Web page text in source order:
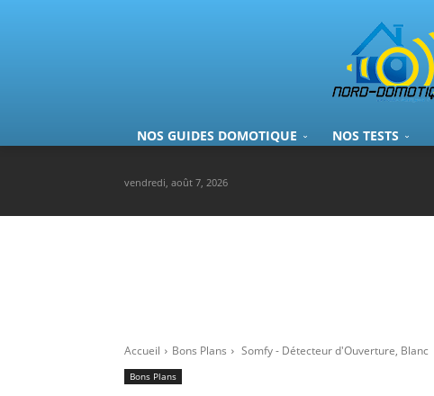
NOS GUIDES DOMOTIQUE NOS TESTS
vendredi, août 7, 2026
Accueil Bons Plans Somfy - Détecteur d'Ouverture, Blanc
Bons Plans